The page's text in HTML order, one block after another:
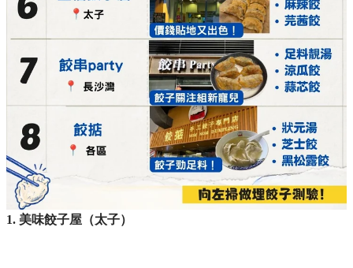
1. 美味餃子屋（太子）